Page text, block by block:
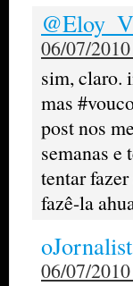
06/07/
sim, claro.
mas
post nos
semanas
tentar
fazê-la
06/07/